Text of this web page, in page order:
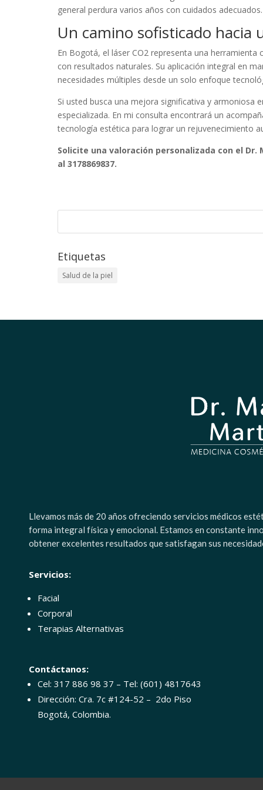
general perdura varios años con cuidados adecuados.
Un camino sofisticado
En Bogotá, el láser CO2 representa una
con resultados naturales. Su aplicación integral en
necesidades múltiples desde un solo enfoque
Si usted busca una mejora significativa y armoniosa
especializada. En mi consulta encontrará un
tecnología estética para lograr un rejuvenecimiento
Solicite una valoración personalizada con el
al 3178869837.
Etiquetas
Salud de la piel
Llevamos más de 20 años ofreciendo servicios médicos
forma integral física y emocional. Estamos en constante
obtener excelentes resultados que satisfagan sus
Servicios:
Facial
Corporal
Terapias Alternativas
Contáctanos:
Cel: 317 886 98 37 – Tel: (601) 4817643
Dirección: Cra. 7c #124-52 – 2do Piso
Bogotá, Colombia.